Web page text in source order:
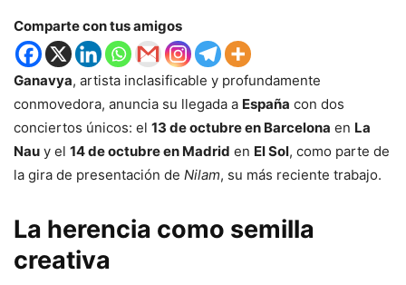
Comparte con tus amigos
Ganavya, artista inclasificable y profundamente
conmovedora, anuncia su llegada a España con dos
conciertos únicos: el 13 de octubre en Barcelona en La
Nau y el 14 de octubre en Madrid en El Sol, como parte de
la gira de presentación de Nilam, su más reciente trabajo.
La herencia como semilla
creativa